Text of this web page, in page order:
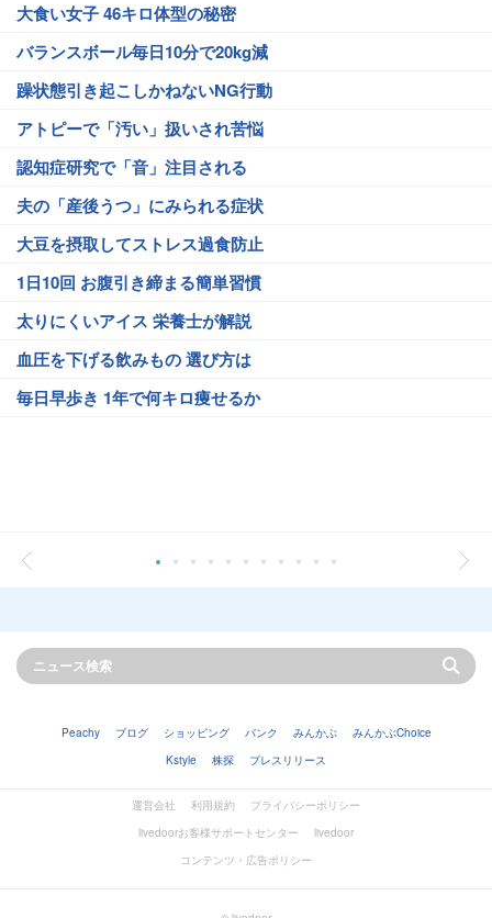
大食い女子 46キロ体型の秘密
バランスボール毎日10分で20kg減
躁状態引き起こしかねないNG行動
アトピーで「汚い」扱いされ苦悩
認知症研究で「音」注目される
夫の「産後うつ」にみられる症状
大豆を摂取してストレス過食防止
1日10回 お腹引き締まる簡単習慣
太りにくいアイス 栄養士が解説
血圧を下げる飲みもの 選び方は
毎日早歩き 1年で何キロ痩せるか
Peachy ブログ ショッピング バンク みんかぶ
みんかぶChoice
Kstyle
株探 プレスリリース
運営会社 利用規約
プライバシーポリシー
livedoorお客様サポートセンター
livedoor
コンテンツ・広告ポリシー